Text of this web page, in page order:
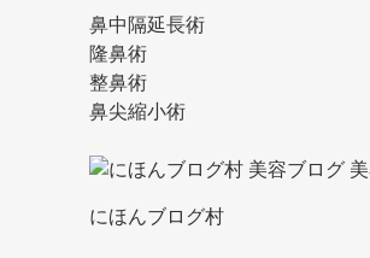
鼻中隔延長術
隆鼻術
整鼻術
鼻尖縮小術
にほんブログ村